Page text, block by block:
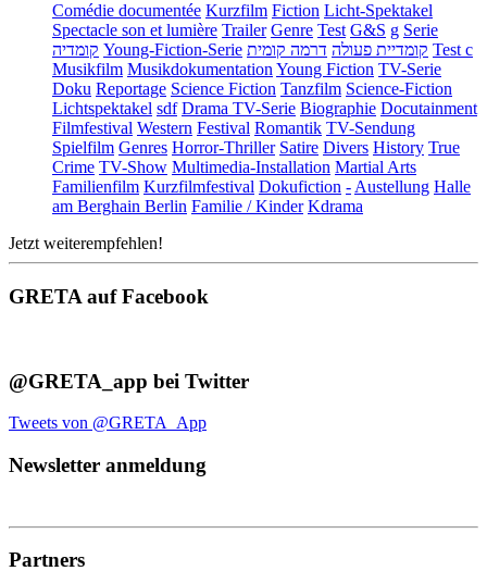
Comédie documentée Kurzfilm Fiction Licht-Spektakel
Spectacle son et lumière Trailer Genre Test G&S g Serie
קומדיה Young-Fiction-Serie קומדיית פעולה דרמה קומית
Test c
Musikfilm MusikdokumentationYoung Fiction TV-Serie
Doku Reportage Science Fiction Tanzfilm Science-Fiction
Lichtspektakel sdf Drama TV-Serie Biographie Docutainment
Filmfestival Western Festival Romantik TV-Sendung
Spielfilm Genres Horror-Thriller Satire Divers History True
Crime TV-Show Multimedia-Installation Martial Arts
Familienfilm Kurzfilmfestival Dokufiction -Austellung Halle
am Berghain Berlin Familie / Kinder Kdrama
Jetzt weiterempfehlen!
GRETA auf Facebook
@GRETA_app bei Twitter
Tweets von @GRETA_App
Newsletter anmeldung
Partners